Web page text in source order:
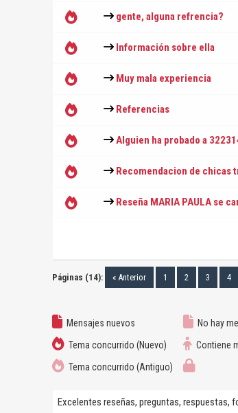
gente, alguna refrencia?
Información sobre ella
Muy mala experiencia
Referencias
Alguien ha probado a
Recomendacion de chicas
Reseña MARIA PAULA se
Páginas (14): « Anterior 1 2 3 4
Mensajes nuevos
Tema concurrido (Nuevo)
Tema concurrido (Antiguo)
No hay
Contiene
Excelentes reseñas, preguntas, respuestas,